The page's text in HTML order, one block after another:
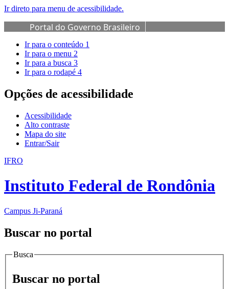
Ir direto para menu de acessibilidade.
Portal do Governo Brasileiro
Ir para o conteúdo 1
Ir para o menu 2
Ir para a busca 3
Ir para o rodapé 4
Opções de acessibilidade
Acessibilidade
Alto contraste
Mapa do site
Entrar/Sair
IFRO
Instituto Federal de Rondônia
Campus Ji-Paraná
Buscar no portal
Busca
Buscar no portal